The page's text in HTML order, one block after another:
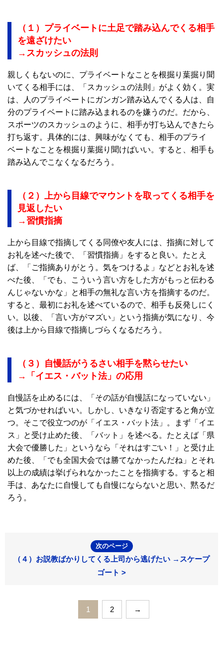
（１）プライベートに土足で踏み込んでくる相手
を遠ざけたい
→スカッシュの法則
親しくもないのに、プライベートなことを根掘り葉掘り聞
いてくる相手には、「スカッシュの法則」がよく効く。実
は、人のプライベートにガンガン踏み込んでくる人は、自
分のプライベートに踏み込まれるのを嫌うのだ。だから、
スポーツのスカッシュのように、相手が打ち込んできたら
打ち返す。具体的には、興味がなくても、相手のプライ
ベートなことを根掘り葉掘り聞けばいい。すると、相手も
踏み込んでこなくなるだろう。
（２）上から目線でマウントを取ってくる相手を
見返したい
→習慣指摘
上から目線で指摘してくる同僚や友人には、指摘に対して
お礼を述べた後で、「習慣指摘」をすると良い。たとえ
ば、「ご指摘ありがとう。気をつけるよ」などとお礼を述
べた後、「でも、こういう言い方をした方がもっと伝わる
んじゃないかな」と相手の無礼な言い方を指摘するのだ。
すると、最初にお礼を述べているので、相手も反発しにく
い。以後、「言い方がマズい」という指摘が気になり、今
後は上から目線で指摘しづらくなるだろう。
（３）自慢話がうるさい相手を黙らせたい
→「イエス・バット法」の応用
自慢話を止めるには、「その話が自慢話になっていない」
と気づかせればいい。しかし、いきなり否定すると角が立
つ。そこで役立つのが「イエス・バット法」。まず「イエ
ス」と受け止めた後、「バット」を述べる。たとえば「県
大会で優勝した」というなら「それはすごい！」と受け止
めた後、「でも全国大会では勝てなかったんだね」とそれ
以上の成績は挙げられなかったことを指摘する。すると相
手は、あなたに自慢しても自慢にならないと思い、黙るだ
ろう。
次のページ
（４）お説教ばかりしてくる上司から逃げたい →スケープ
ゴート >
1 2 →